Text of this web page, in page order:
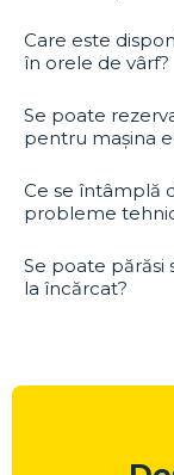
Care este
în orele de vârf?
Se poate
pentru mașina
Ce se întâmplă
probleme
Se poate părăsi
la încărcat?